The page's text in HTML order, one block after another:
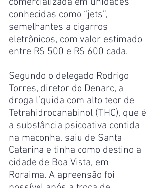
comercializada em unidades
conhecidas como “jets”,
semelhantes a cigarros
eletrônicos, com valor estimado
entre R$ 500 e R$ 600 cada.
Segundo o delegado Rodrigo
Torres, diretor do Denarc, a
droga líquida com alto teor de
Tetrahidrocanabinol (THC), que é
a substância psicoativa contida
na maconha, saiu de Santa
Catarina e tinha como destino a
cidade de Boa Vista, em
Roraima. A apreensão foi